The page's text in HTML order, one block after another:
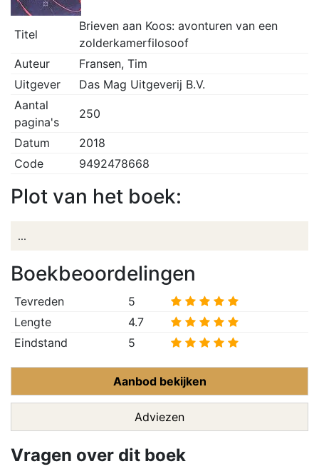
Titel
Brieven aan Koos: avonturen van een
zolderkamerfilosoof
Auteur
Fransen, Tim
Uitgever
Das Mag Uitgeverij B.V.
Aantal
pagina's
250
Datum
2018
Code
9492478668
Plot van het boek:
...
Boekbeoordelingen
Tevreden
5
Lengte
4.7
Eindstand
5
Aanbod bekijken
Adviezen
Vragen over dit boek